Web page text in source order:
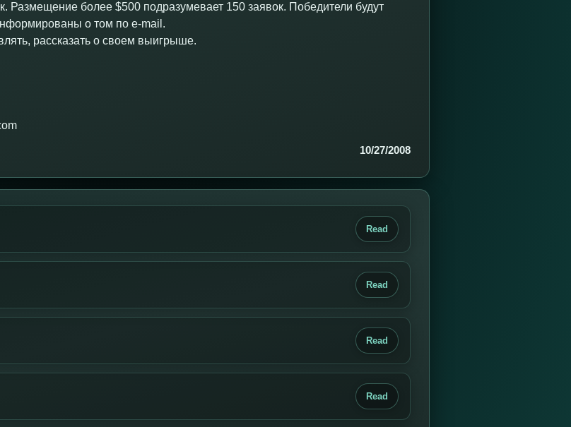
Размещение более $500 подразумевает 150 заявок. Победители будут
о том по e-mail.
рассказать о своем выигрыше.
10/27/2008
Read
Read
Read
Read